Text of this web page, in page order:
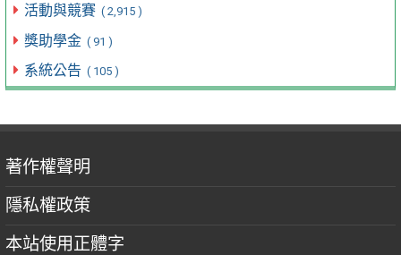
活動與競賽 ( 2,915 )
獎助學金 ( 91 )
系統公告 ( 105 )
著作權聲明
隱私權政策
本站使用正體字